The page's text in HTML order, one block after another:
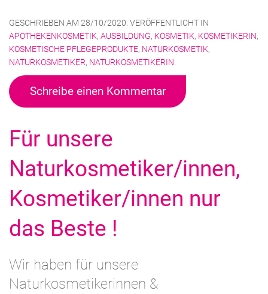
GESCHRIEBEN AM 28/10/2020. VERÖFFENTLICHT IN
APOTHEKENKOSMETIK, AUSBILDUNG, KOSMETIK, KOSMETIKERIN,
KOSMETISCHE PFLEGEPRODUKTE, NATURKOSMETIK,
NATURKOSMETIKER, NATURKOSMETIKERIN.
Schreibe einen Kommentar
Für unsere
Naturkosmetiker/innen,
Kosmetiker/innen nur
das Beste !
Wir haben für unsere
Naturkosmetikerinnen &